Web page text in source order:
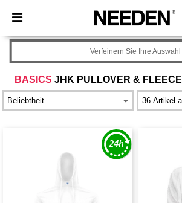
× Needen App
Bessere Preise in der App!
BASICS JHK PULLOVER & FLEECE
Verfeinern Sie Ihre Auswahl